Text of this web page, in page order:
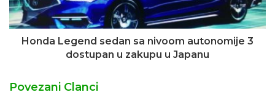
Honda Legend sedan sa nivoom autonomije 3
dostupan u zakupu u Japanu
Povezani Clanci